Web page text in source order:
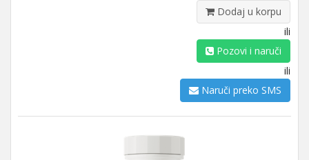
Dodaj u korpu
ili
Pozovi i naruči
ili
Naruči preko SMS